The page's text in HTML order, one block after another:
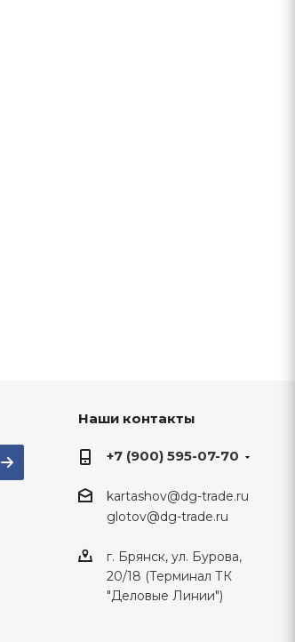
Наши контакты
+7 (900) 595-07-70
kartashov@dg-trade.ru
glotov@dg-trade.ru
г. Брянск, ул. Бурова,
20/18 (Терминал ТК
"Деловые Линии")